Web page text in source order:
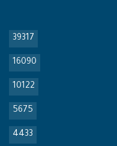
39317
16090
10122
5675
4433